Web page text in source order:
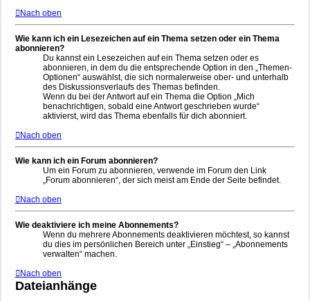
Nach oben
Wie kann ich ein Lesezeichen auf ein Thema setzen oder ein Thema
abonnieren?
Du kannst ein Lesezeichen auf ein Thema setzen oder es
abonnieren, in dem du die entsprechende Option in den „Themen-
Optionen“ auswählst, die sich normalerweise ober- und unterhalb
des Diskussionsverlaufs des Themas befinden.
Wenn du bei der Antwort auf ein Thema die Option „Mich
benachrichtigen, sobald eine Antwort geschrieben wurde“
aktivierst, wird das Thema ebenfalls für dich abonniert.
Nach oben
Wie kann ich ein Forum abonnieren?
Um ein Forum zu abonnieren, verwende im Forum den Link
„Forum abonnieren“, der sich meist am Ende der Seite befindet.
Nach oben
Wie deaktiviere ich meine Abonnements?
Wenn du mehrere Abonnements deaktivieren möchtest, so kannst
du dies im persönlichen Bereich unter „Einstieg“ – „Abonnements
verwalten“ machen.
Nach oben
Dateianhänge